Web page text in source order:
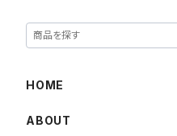
HOME
ABOUT